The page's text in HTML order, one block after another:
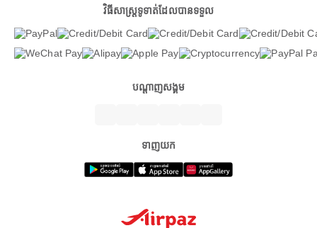
វិធីសាស្ត្រទូទាត់ដែលបានទទួល
បណ្តាញសង្គម
ទាញយក